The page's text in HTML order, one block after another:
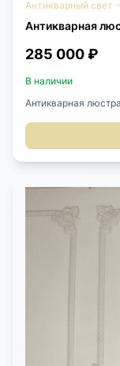
Антикварный свет
Антикварная
285 000 ₽
В наличии
Антикварная
см.